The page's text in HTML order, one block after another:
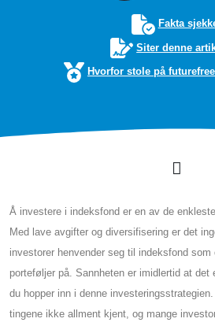
Fakta
Siter denne
Hvorfor stole på
Å investere i indeksfond er en av de
Med lave avgifter og diversifisering er det
investorer henvender seg til indeksfond
porteføljer på. Sannheten er imidlertid at
du hopper inn i denne
tingene ikke allment kjent, og mange